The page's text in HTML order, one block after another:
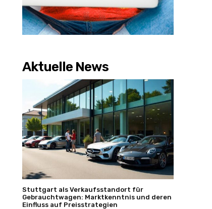
Aktuelle News
Stuttgart als Verkaufsstandort für
Gebrauchtwagen: Marktkenntnis und deren
Einfluss auf Preisstrategien